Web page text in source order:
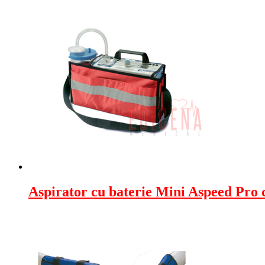
Aspirator cu baterie Mini Aspeed Pro